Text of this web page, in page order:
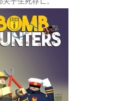
3 奥特曼格斗进化重生中文版
4
6 幻场